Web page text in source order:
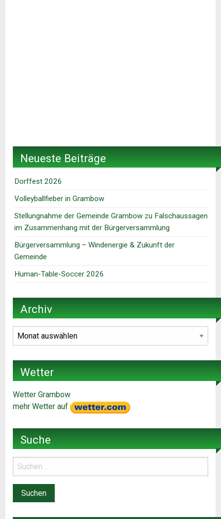
Neueste Beiträge
Dorffest 2026
Volleyballfieber in Grambow
Stellungnahme der Gemeinde Grambow zu Falschaussagen
im Zusammenhang mit der Bürgerversammlung
Bürgerversammlung – Windenergie & Zukunft der
Gemeinde
Human-Table-Soccer 2026
Archiv
Archiv
Wetter
Wetter Grambow
mehr Wetter auf
Suche